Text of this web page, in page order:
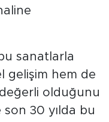
sanatlarla
gelişim hem de
olduğunu
30 yılda bu